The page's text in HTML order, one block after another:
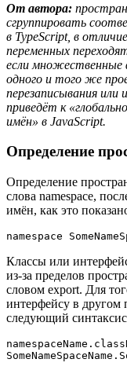
От автора:
сгруппировать
в TypeScript, в
переменных
если множественные
одного и того же
перезаписывания
приведёт к
имён» в JavaScript.
Определение
Определение
слова namespace,
имён, как это
Классы или
из-за пределов
словом export. Для
интерфейсу в другом
следующий